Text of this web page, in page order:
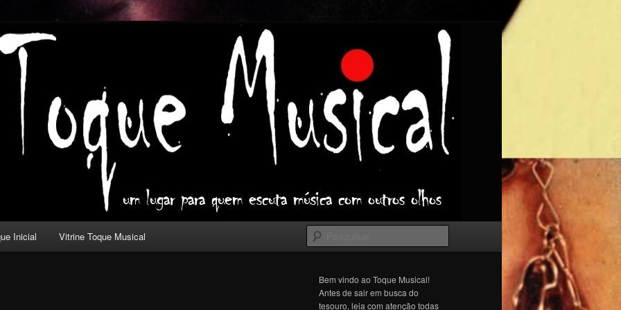
com outros olhos.
Inicial Vitrine Toque Musical
Bem vindo ao Toque Musical!
Antes de sair em busca do
tesouro, leia com atenção todas